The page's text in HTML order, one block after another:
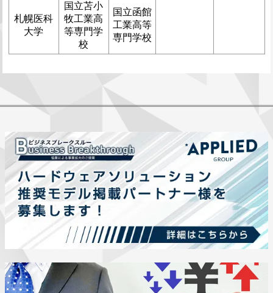
札幌医科
大学
国立苫小
牧工業高
等専門学
校
国立函館
工業高等
専門学校